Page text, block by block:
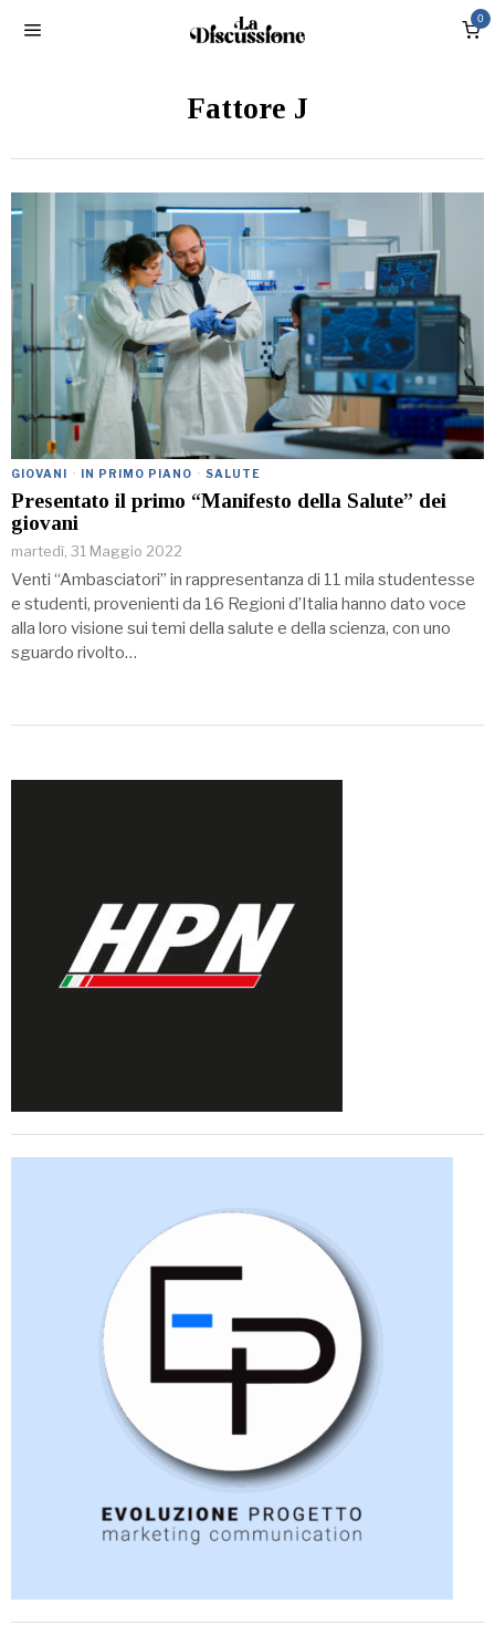
0
Fattore J
GIOVANI · IN PRIMO PIANO · SALUTE
Presentato il primo “Manifesto della Salute” dei
giovani
martedì, 31 Maggio 2022
Venti “Ambasciatori” in rappresentanza di 11 mila studentesse
e studenti, provenienti da 16 Regioni d’Italia hanno dato voce
alla loro visione sui temi della salute e della scienza, con uno
sguardo rivolto…